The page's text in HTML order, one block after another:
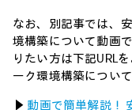
なお、別記事では、
境構築について動画
りたい方は下記URL
ーク環境構築につい
▶ 動画で簡単解説！